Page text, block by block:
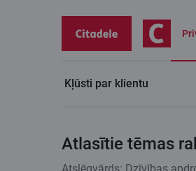
Kļūsti par klientu
Atlasītie tēmas